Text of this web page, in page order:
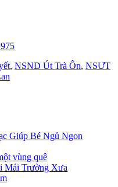
, NSND Út Trà Ôn, NSƯT
Giúp Bé Ngủ Ngon
vùng quê
Mái Trường Xưa